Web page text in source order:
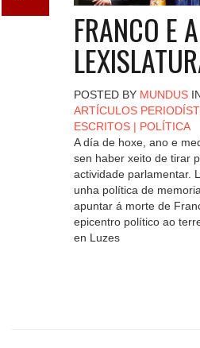
FRANCO E A
POSTED BY MUNDUS
ARTÍCULOS
ESCRITOS| POLÍTICA
A día de hoxe, ano e
sen haber xeito de tirar
actividade parlamentar.
unha política de
apuntar á morte de
epicentro político ao
en Luzes